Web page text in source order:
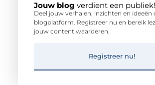
Jouw blog verdient een publiek!
Deel jouw verhalen, inzichten en ideeën
blogplatform. Registreer nu en bereik
jouw content waarderen.
Registreer nu!